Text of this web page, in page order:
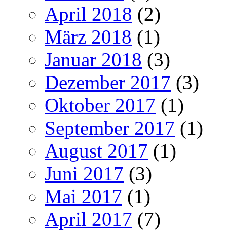
April 2018 (2)
März 2018 (1)
Januar 2018 (3)
Dezember 2017 (3)
Oktober 2017 (1)
September 2017 (1)
August 2017 (1)
Juni 2017 (3)
Mai 2017 (1)
April 2017 (7)